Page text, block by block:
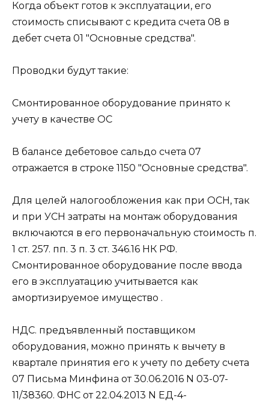
Когда объект готов к эксплуатации, его
стоимость списывают с кредита счета 08 в
дебет счета 01 "Основные средства".
Проводки будут такие:
Смонтированное оборудование принято к
учету в качестве ОС
В балансе дебетовое сальдо счета 07
отражается в строке 1150 "Основные средства".
Для целей налогообложения как при ОСН, так
и при УСН затраты на монтаж оборудования
включаются в его первоначальную стоимость п.
1 ст. 257. пп. 3 п. 3 ст. 346.16 НК РФ.
Смонтированное оборудование после ввода
его в эксплуатацию учитывается как
амортизируемое имущество .
НДС. предъявленный поставщиком
оборудования, можно принять к вычету в
квартале принятия его к учету по дебету счета
07 Письма Минфина от 30.06.2016 N 03-07-
11/38360. ФНС от 22.04.2013 N ЕД-4-